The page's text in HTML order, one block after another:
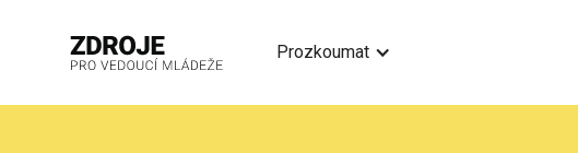
Prozkoumat